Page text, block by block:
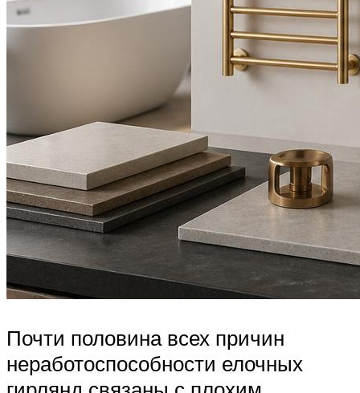
Почти половина всех причин
неработоспособности елочных